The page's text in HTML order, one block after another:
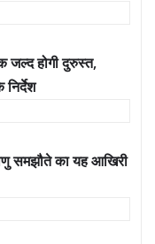
जल्द होगी दुरुस्त,
समझौते का यह आखिरी